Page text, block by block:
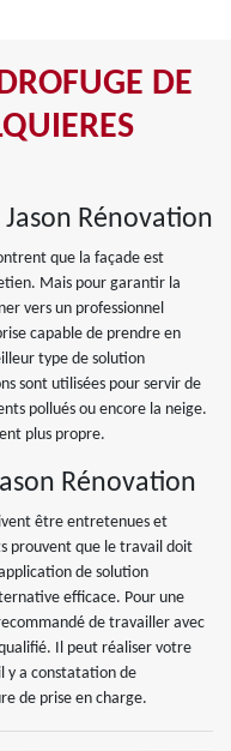
DE
Rénovation
que la façade est
Mais pour garantir la
vers un professionnel
capable de prendre en
type de solution
sont utilisées pour servir de
pollués ou encore la neige.
plus propre.
Rénovation
être entretenues et
prouvent que le travail doit
de solution
efficace. Pour une
de travailler avec
Il peut réaliser votre
y a constatation de
de prise en charge.